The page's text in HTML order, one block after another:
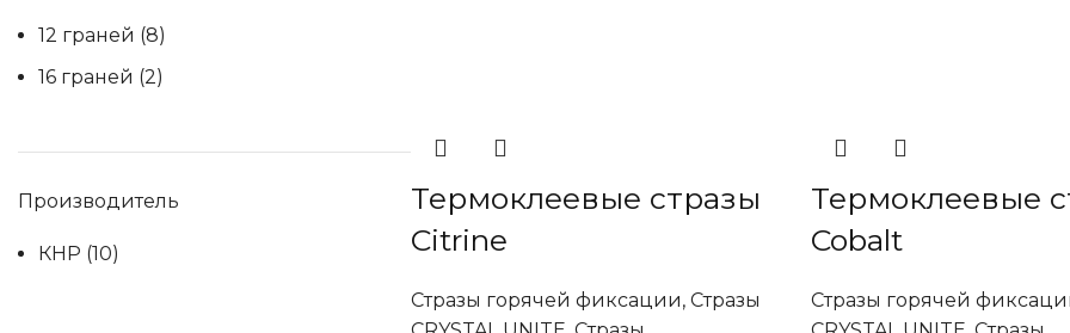
12 граней (8)
16 граней (2)
Производитель
КНР (10)
Термоклеевые стразы
Citrine
Стразы горячей фиксации, Стразы
Термоклеевые
Cobalt
Стразы горячей